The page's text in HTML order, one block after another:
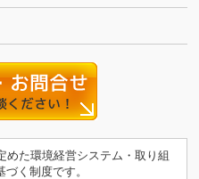
めた環境経営システム・取り組
く制度です。